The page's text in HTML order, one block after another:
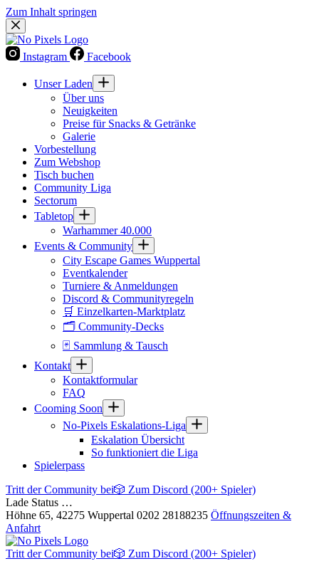
Zum Inhalt springen
Instagram Facebook
Unser Laden
Über uns
Neuigkeiten
Preise für Snacks & Getränke
Galerie
Vorbestellung
Zum Webshop
Tisch buchen
Community Liga
Sectorum
Tabletop
Warhammer 40.000
Events & Community
City Escape Games Wuppertal
Eventkalender
Turniere & Anmeldungen
Discord & Communityregeln
🛒 Einzelkarten-Marktplatz
🗂 Community-Decks
🃏 Sammlung & Tausch
Kontakt
Kontaktformular
FAQ
Cooming Soon
No-Pixels Eskalations-Liga
Eskalation Übersicht
So funktioniert die Liga
Spielerpass
Tritt der Community bei🎲 Zum Discord (200+ Spieler)
Lade Status …
Höhne 65, 42275 Wuppertal 0202 28188235 Öffnungszeiten &
Anfahrt
Tritt der Community bei🎲 Zum Discord (200+ Spieler)